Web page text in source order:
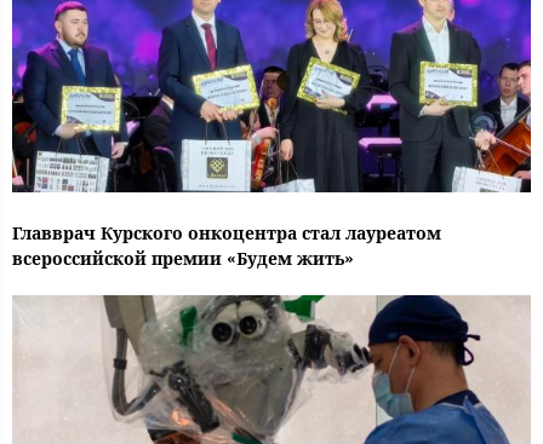
Главврач Курского онкоцентра стал лауреатом
всероссийской премии «Будем жить»